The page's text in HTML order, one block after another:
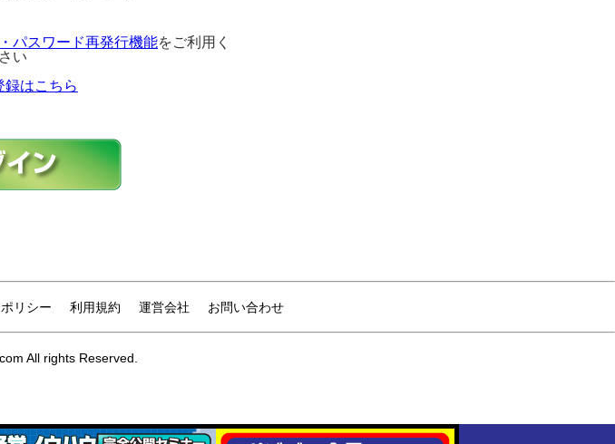
・パスワード再発行機能をご利用く
い
録はこちら
リシー 利用規約 運営会社 お問い合わせ
All rights Reserved.